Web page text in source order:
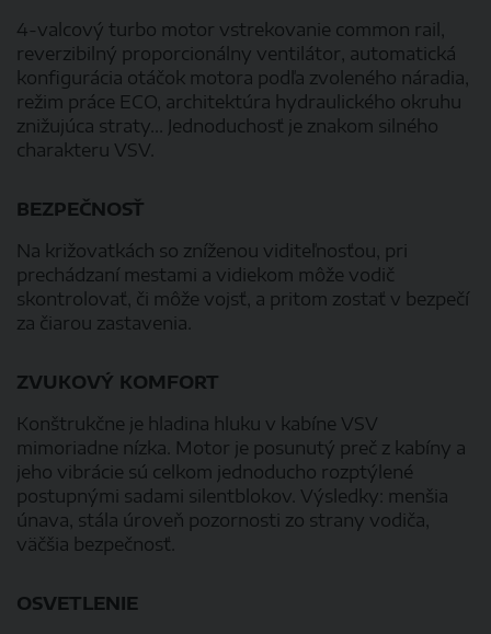
4-valcový turbo motor vstrekovanie common rail,
reverzibilný proporcionálny ventilátor, automatická
konfigurácia otáčok motora podľa zvoleného náradia,
režim práce ECO, architektúra hydraulického okruhu
znižujúca straty... Jednoduchosť je znakom silného
charakteru VSV.
BEZPEČNOSŤ
Na križovatkách so zníženou viditeľnosťou, pri
prechádzaní mestami a vidiekom môže vodič
skontrolovať, či môže vojsť, a pritom zostať v bezpečí
za čiarou zastavenia.
ZVUKOVÝ KOMFORT
Konštrukčne je hladina hluku v kabíne VSV
mimoriadne nízka. Motor je posunutý preč z kabíny a
jeho vibrácie sú celkom jednoducho rozptýlené
postupnými sadami silentblokov. Výsledky: menšia
únava, stála úroveň pozornosti zo strany vodiča,
väčšia bezpečnosť.
OSVETLENIE